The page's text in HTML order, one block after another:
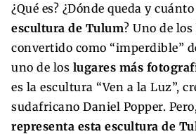
¿Qué es? ¿Dónde queda y
escultura de Tulum? Uno de
convertido como “imperdible”
uno de los lugares más
es la escultura “Ven a la Luz”,
sudafricano Daniel Popper. Pero,
representa esta escultura de